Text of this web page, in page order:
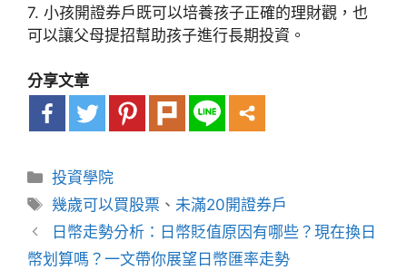
7. 小孩開證券戶既可以培養孩子正確的理財觀，也
可以讓父母提招幫助孩子進行長期投資。
分享文章
分
類
投資學院
標
籤
幾歲可以買股票 、未滿20開證券戶
文
章
日幣走勢分析：日幣貶值原因有哪些？現在換日
幣划算嗎？一文帶你展望日幣匯率走勢